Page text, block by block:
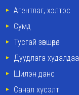
Агентлаг, хэлтэс
Сумд
Тусгай зөвшөөрөл
Дуудлага худалдаа
Шилэн данс
Санал хүсэлт